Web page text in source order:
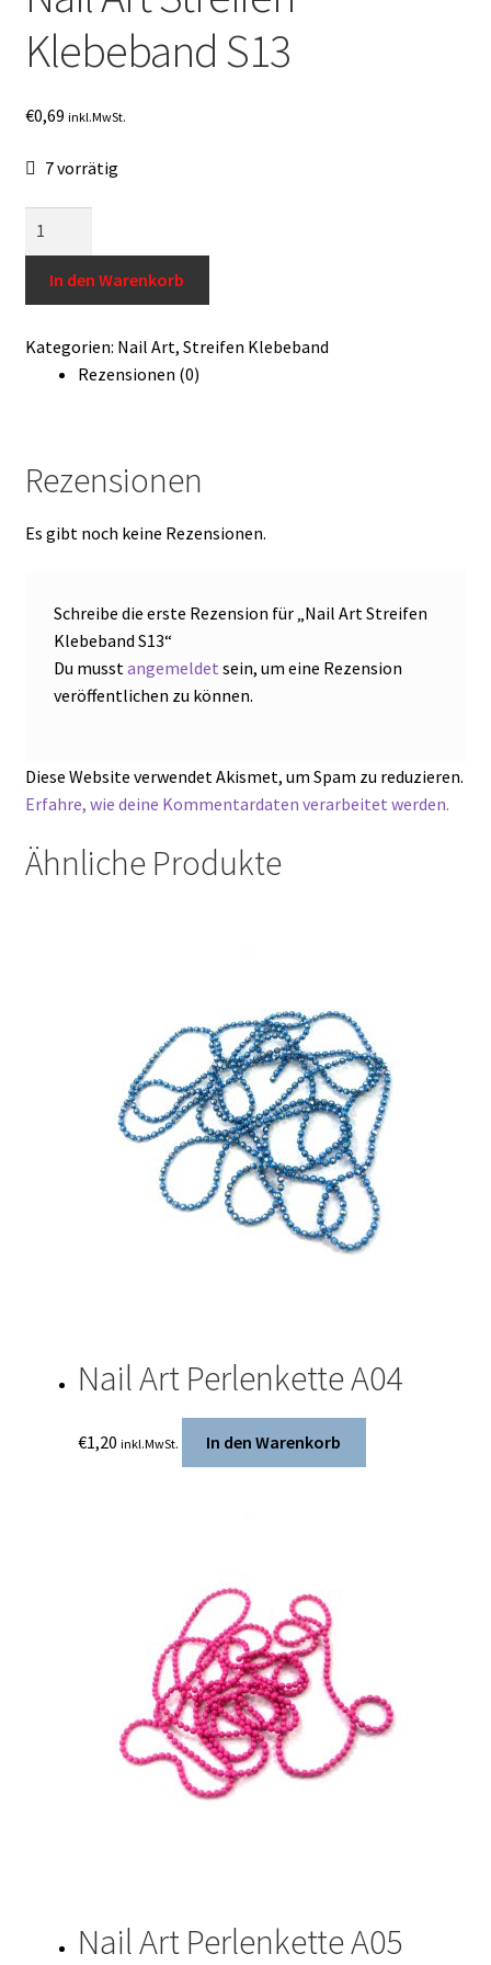
Impressum
USA Produkt
Warenkorb
Klebeband S13
€0,69 inkl.MwSt.
7 vorrätig
Streifen
Klebeband
Menge
In den Warenkorb
Kategorien: Nail Art, Streifen Klebeband
Rezensionen (0)
Rezensionen
Es gibt noch keine Rezensionen.
Schreibe die erste Rezension für „Nail Art Streifen
Klebeband S13“
Du musstangemeldet sein, um eine Rezension
veröffentlichen zu können.
Diese Website verwendet Akismet, um Spam zu reduzieren.
Erfahre, wie deine Kommentardaten verarbeitet werden.
Ähnliche Produkte
Nail Art Perlenkette A04
€1,20 inkl.MwSt. In den Warenkorb
Nail Art Perlenkette A05